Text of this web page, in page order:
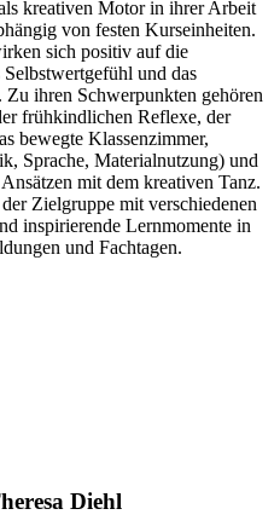
kreativen Motor in ihrer Arbeit
von festen Kurseinheiten.
sich positiv auf die
und das
ihren Schwerpunkten gehören
frühkindlichen Reflexe, der
bewegte Klassenzimmer,
Sprache, Materialnutzung) und
mit dem kreativen Tanz.
Zielgruppe mit verschiedenen
inspirierende Lernmomente in
und Fachtagen.
Diehl